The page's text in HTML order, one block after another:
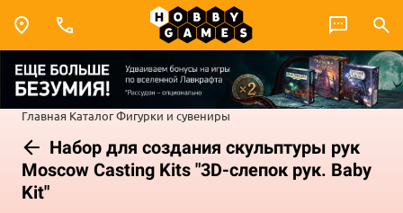
Главная КаталогФигурки и сувениры
Набор для создания скульптуры рук
Moscow Casting Kits "3D-слепок рук. Baby
Kit"